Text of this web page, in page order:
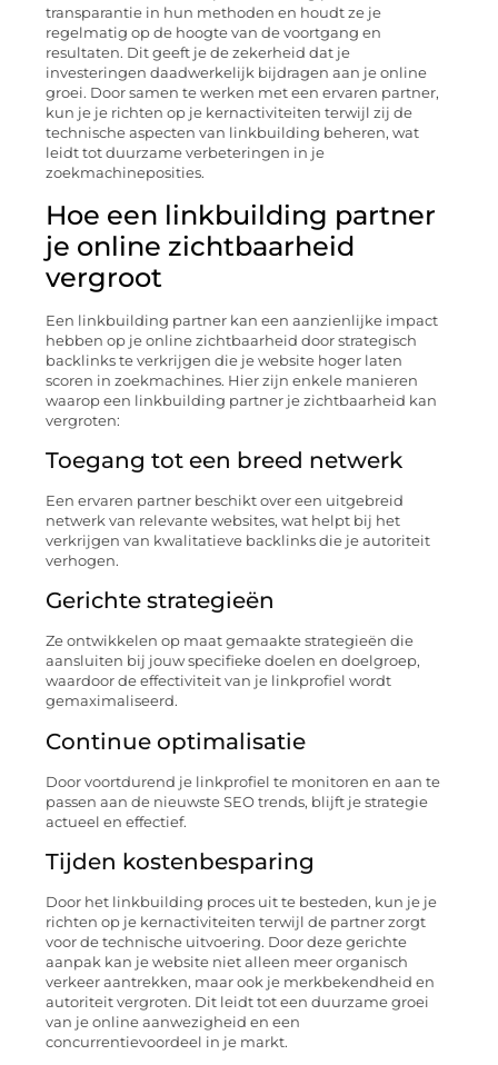
transparantie in hun methoden en houdt ze je
regelmatig op de hoogte van de voortgang en
resultaten. Dit geeft je de zekerheid dat je
investeringen daadwerkelijk bijdragen aan je online
groei. Door samen te werken met een ervaren partner,
kun je je richten op je kernactiviteiten terwijl zij de
technische aspecten van linkbuilding beheren, wat
leidt tot duurzame verbeteringen in je
zoekmachineposities.
Hoe een linkbuilding partner
je online zichtbaarheid
vergroot
Een linkbuilding partner kan een aanzienlijke impact
hebben op je online zichtbaarheid door strategisch
backlinks te verkrijgen die je website hoger laten
scoren in zoekmachines. Hier zijn enkele manieren
waarop een linkbuilding partner je zichtbaarheid kan
vergroten:
Toegang tot een breed netwerk
Een ervaren partner beschikt over een uitgebreid
netwerk van relevante websites, wat helpt bij het
verkrijgen van kwalitatieve backlinks die je autoriteit
verhogen.
Gerichte strategieën
Ze ontwikkelen op maat gemaakte strategieën die
aansluiten bij jouw specifieke doelen en doelgroep,
waardoor de effectiviteit van je linkprofiel wordt
gemaximaliseerd.
Continue optimalisatie
Door voortdurend je linkprofiel te monitoren en aan te
passen aan de nieuwste SEO trends, blijft je strategie
actueel en effectief.
Tijden kostenbesparing
Door het linkbuilding proces uit te besteden, kun je je
richten op je kernactiviteiten terwijl de partner zorgt
voor de technische uitvoering. Door deze gerichte
aanpak kan je website niet alleen meer organisch
verkeer aantrekken, maar ook je merkbekendheid en
autoriteit vergroten. Dit leidt tot een duurzame groei
van je online aanwezigheid en een
concurrentievoordeel in je markt.